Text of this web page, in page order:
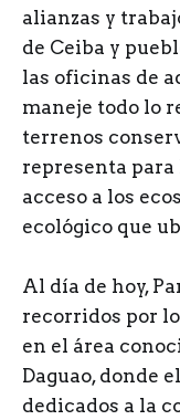
alianzas y
de Ceiba y
las oficinas de
maneje todo lo
terrenos
representa
acceso a los
ecológico que
Al día de hoy,
recorridos por
en el área
Daguao, donde
dedicados a la